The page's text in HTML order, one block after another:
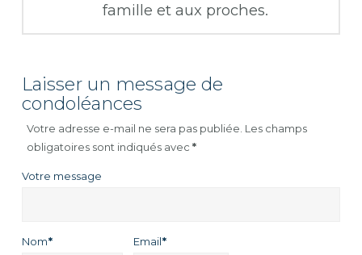
famille et aux proches.
Laisser un message de
condoléances
Votre adresse e-mail ne sera pas publiée. Les champs
obligatoires sont indiqués avec*
Votre message
Nom* Email*